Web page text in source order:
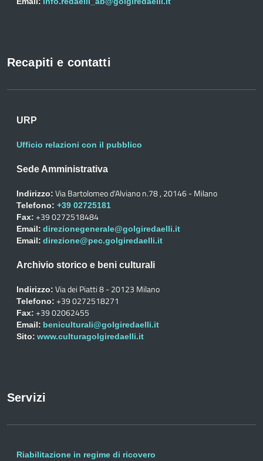
Recapiti e contatti
URP
Ufficio relazioni con il pubblico
Sede Amministrativa
Indirizzo: Via Bartolomeo d'Alviano n.78 , 20146 - Milano
Telefono: +39 02725181
Fax: +39 0272518484
Email: direzionegenerale@golgiredaelli.it
Email: direzione@pec.golgiredaelli.it
Archivio storico e beni culturali
Indirizzo: Via dei Piatti 8 - 20123 Milano
Telefono: +39 0272518271
Fax: +39 02062455
Email: beniculturali@golgiredaelli.it
Sito: www.culturagolgiredaelli.it
Servizi
Riabilitazione in regime di ricovero